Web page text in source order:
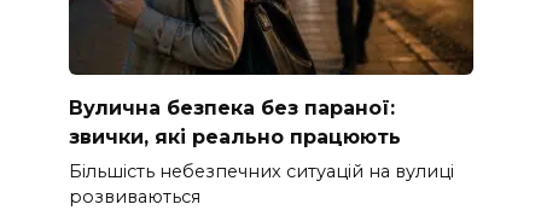
Вулична безпека без параної:
звички, які реально працюють
Більшість небезпечних ситуацій на вулиці
розвиваються